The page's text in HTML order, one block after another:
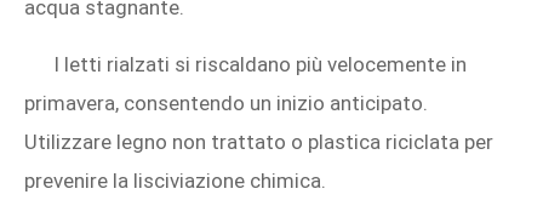
acqua stagnante.
I letti rialzati si riscaldano più velocemente in
primavera, consentendo un inizio anticipato.
Utilizzare legno non trattato o plastica riciclata per
prevenire la lisciviazione chimica.